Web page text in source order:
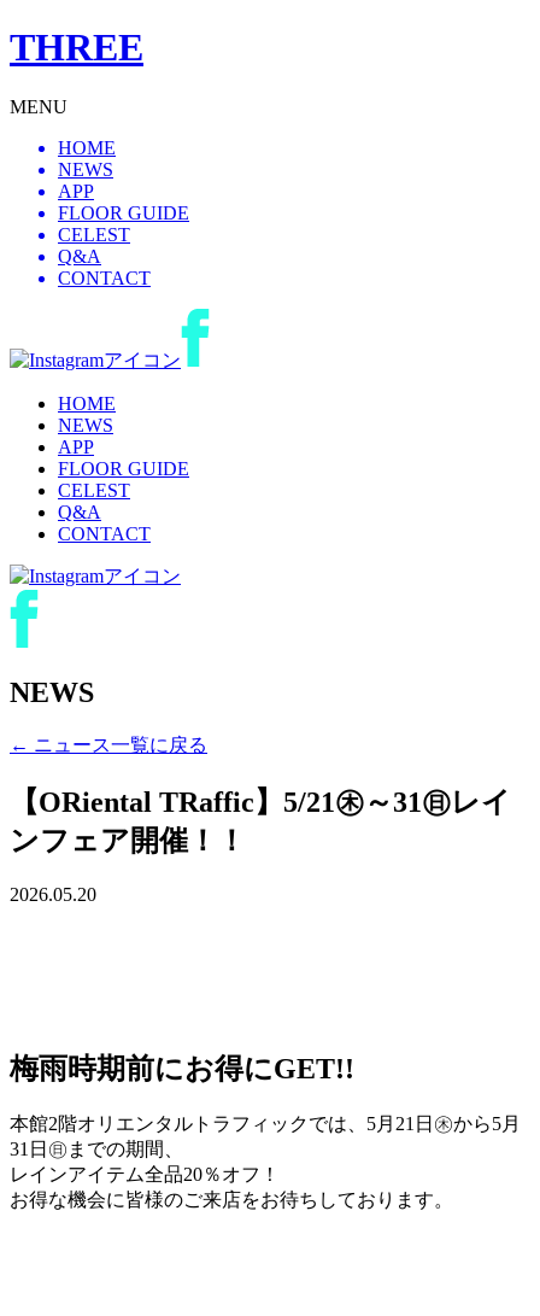
THREE
MENU
HOME
NEWS
APP
FLOOR GUIDE
CELEST
Q&A
CONTACT
HOME
NEWS
APP
FLOOR GUIDE
CELEST
Q&A
CONTACT
NEWS
← ニュース一覧に戻る
【ORiental TRaffic】5/21㊍～31㊐レイ
ンフェア開催！！
2026.05.20
梅雨時期前にお得にGET!!
本館2階オリエンタルトラフィックでは、5月21日㊍から5月
31日㊐までの期間、
レインアイテム全品20％オフ！
お得な機会に皆様のご来店をお待ちしております。